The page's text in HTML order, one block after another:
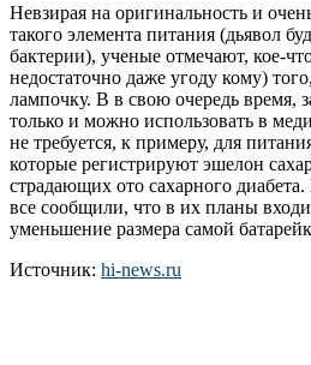
Невзирая на оригинальность и
такого элемента питания (дьявол
бактерии), ученые отмечают, кое-
недостаточно даже угоду кому)
лампочку. В в свою очередь время,
только и можно использовать в
не требуется, к примеру, для
которые регистрируют эшелон
страдающих ото сахарного
все сообщили, что в их планы
уменьшение размера самой
Источник: hi-news.ru